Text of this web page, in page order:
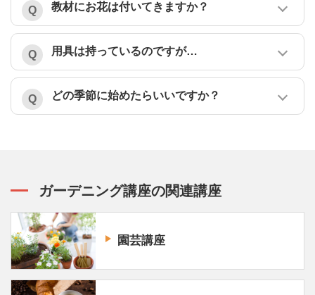
教材にお花は付いてきますか？
用具は持っているのですが…
どの季節に始めたらいいですか？
ガーデニング講座の関連講座
園芸講座